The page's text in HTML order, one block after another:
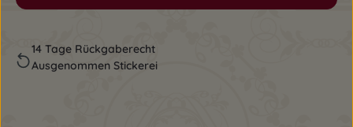
14 Tage Rückgaberecht
Ausgenommen Stickerei